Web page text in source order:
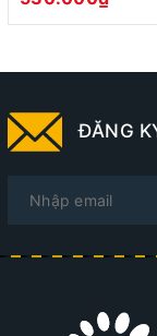
CHÍNH
bưu phẩm.
Điều kiện áp
màu, không
khi nhận
ĐĂNG